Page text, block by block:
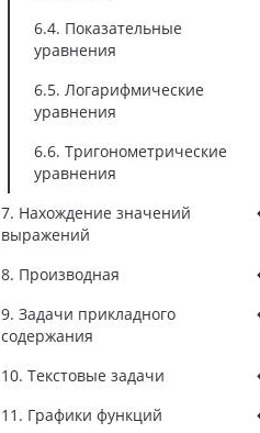
6.4. Показательные
уравнения
6.5. Логарифмические
уравнения
6.6. Тригонометрические
уравнения
7. Нахождение значений
выражений
8. Производная
9. Задачи прикладного
содержания
10. Текстовые задачи
11. Графики функций